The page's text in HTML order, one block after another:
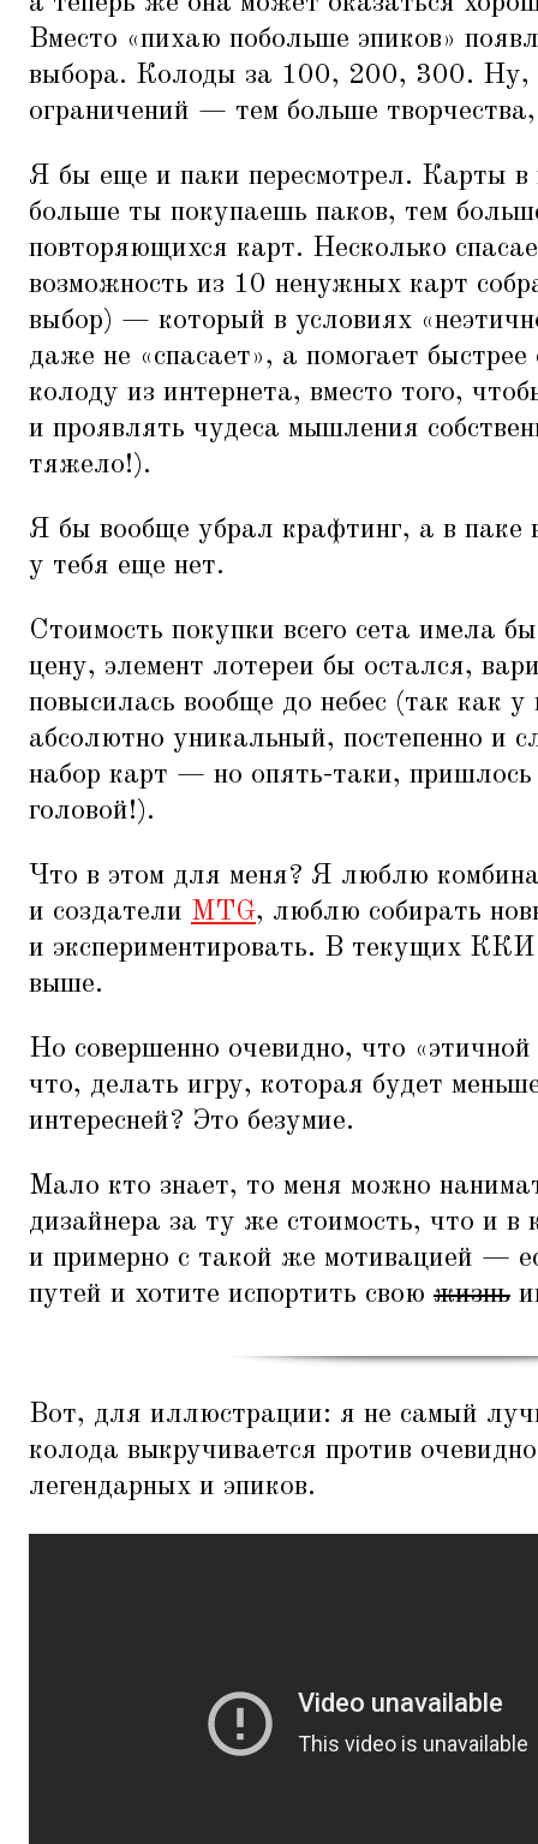
Вместо «пихаю побольше эпиков»
выбора. Колоды за 100, 200, 300. Ну,
ограничений — тем больше
Я бы еще и паки пересмотрел. Карты в
больше ты покупаешь паков, тем
повторяющихся карт. Несколько
возможность из 10 ненужных карт
выбор) — который в условиях «
даже не «спасает», а помогает
колоду из интернета, вместо того,
и проявлять чудеса мышления
тяжело!).
Я бы вообще убрал крафтинг, а в паке
у тебя еще нет.
Стоимость покупки всего сета имела
цену, элемент лотереи бы остался,
повысилась вообще до небес (так как
абсолютно уникальный, постепенно и
набор карт — но опять-таки, пришлось
головой!).
Что в этом для меня? Я люблю
и создатели MTG, люблю собирать
и экспериментировать. В текущих
выше.
Но совершенно очевидно, что «
что, делать игру, которая будет
интересней? Это безумие.
Мало кто знает, то меня можно
дизайнера за ту же стоимость, что и в
и примерно с такой же мотивацией —
путей и хотите испортить свою жизнь
Вот, для иллюстрации: я не самый
колода выкручивается против
легендарных и эпиков.